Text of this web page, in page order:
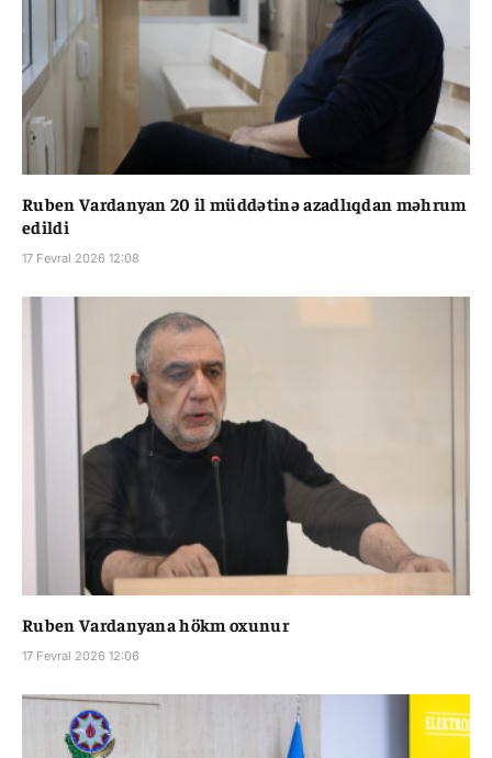
Ruben Vardanyan 20 il müddətinə azadlıqdan məhrum
edildi
17 Fevral 2026 12:08
Ruben Vardanyana hökm oxunur
17 Fevral 2026 12:06